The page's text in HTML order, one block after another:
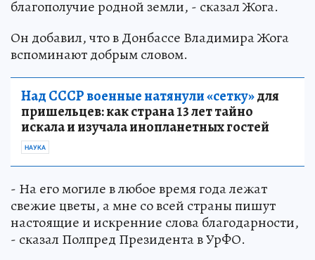
благополучие родной земли, - сказал Жога.
Он добавил, что в Донбассе Владимира Жога
вспоминают добрым словом.
Над СССР военные натянули «сетку»для
пришельцев: как страна 13 лет тайно
искала и изучала инопланетных гостей
НАУКА
- На его могиле в любое время года лежат
свежие цветы, а мне со всей страны пишут
настоящие и искренние слова благодарности,
- сказал Полпред Президента в УрФО.